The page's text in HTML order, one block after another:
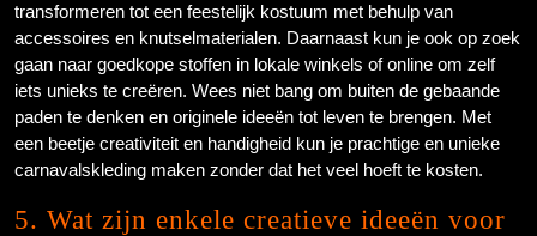
transformeren tot een feestelijk kostuum met behulp van
accessoires en knutselmaterialen. Daarnaast kun je ook op zoek
gaan naar goedkope stoffen in lokale winkels of online om zelf
iets unieks te creëren. Wees niet bang om buiten de gebaande
paden te denken en originele ideeën tot leven te brengen. Met
een beetje creativiteit en handigheid kun je prachtige en unieke
carnavalskleding maken zonder dat het veel hoeft te kosten.
5. Wat zijn enkele creatieve ideeën voor